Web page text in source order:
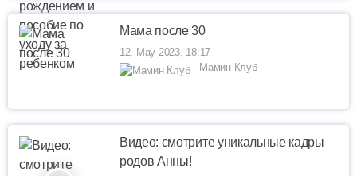
Мама после 30
12. May 2023, 18:17
Мамин Клуб
Видео: смотрите уникальные кадры
родов Анны!